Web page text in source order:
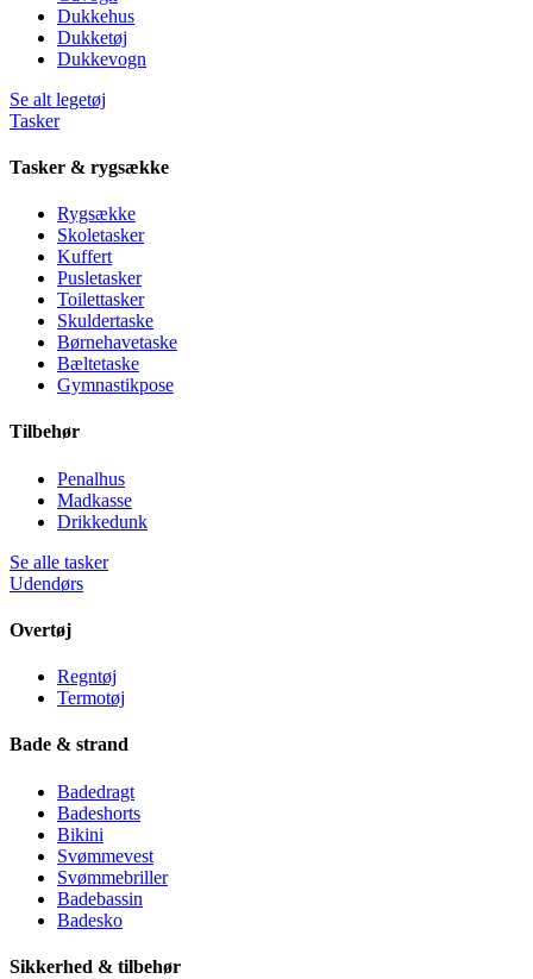
Dukkehus
Dukketøj
Dukkevogn
Se alt legetøj
Tasker
Tasker & rygsække
Rygsække
Skoletasker
Kuffert
Pusletasker
Toilettasker
Skuldertaske
Børnehavetaske
Bæltetaske
Gymnastikpose
Tilbehør
Penalhus
Madkasse
Drikkedunk
Se alle tasker
Udendørs
Overtøj
Regntøj
Termotøj
Bade & strand
Badedragt
Badeshorts
Bikini
Svømmevest
Svømmebriller
Badebassin
Badesko
Sikkerhed & tilbehør